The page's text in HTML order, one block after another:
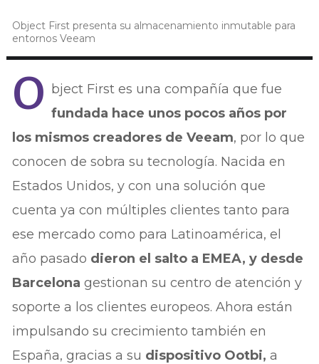
Object First presenta su almacenamiento inmutable para
entornos Veeam
O bject First es una compañía que fue
fundada hace unos pocos años por
los mismos creadores de Veeam, por lo que
conocen de sobra su tecnología. Nacida en
Estados Unidos, y con una solución que
cuenta ya con múltiples clientes tanto para
ese mercado como para Latinoamérica, el
año pasado dieron el salto a EMEA, y desde
Barcelonagestionan su centro de atención y
soporte a los clientes europeos. Ahora están
impulsando su crecimiento también en
España, gracias a su dispositivo Ootbi, a